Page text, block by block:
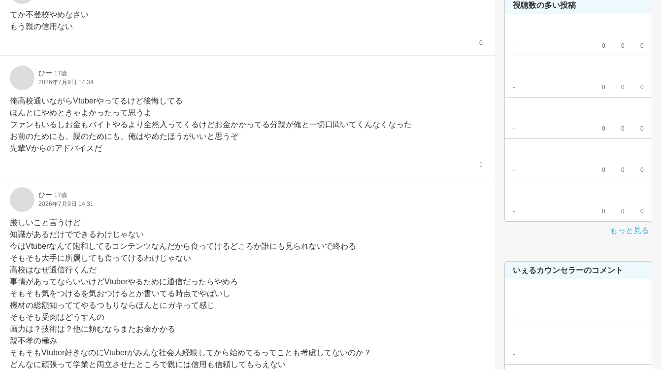
てか不登校やめなさい
もう親の信用ない
0
ひー 17歳
2026年7月9日 14:34
俺高校通いながらVtuberやってるけど後悔してる
ほんとにやめときゃよかったって思うよ
ファンもいるしお金もバイトやるより全然入ってくるけどお金かかってる分親が俺と一切口聞いてくんなくなった
お前のためにも、親のためにも、俺はやめたほうがいいと思うぞ
先輩Vからのアドバイスだ
1
ひー 17歳
2026年7月9日 14:31
厳しいこと言うけど
知識があるだけでできるわけじゃない
今はVtuberなんて飽和してるコンテンツなんだから食ってけるどころか誰にも見られないで終わる
そもそも大手に所属しても食ってけるわけじゃない
高校はなぜ通信行くんだ
事情があってならいいけどVtuberやるために通信だったらやめろ
そもそも気をつけるを気おつけるとか書いてる時点でやばいし
機材の総額知っててやるつもりならほんとにガキって感じ
そもそも受肉はどうすんの
画力は？技術は？他に頼むならまたお金かかる
親不孝の極み
そもそもVtuber好きなのにVtuberがみんな社会人経験してから始めてるってことも考慮してないのか？
どんなに頑張って学業と両立させたところで親には信用も信頼してもらえない
視聴数の多い投稿
- 0 0 0
- 0 0 0
- 0 0 0
- 0 0 0
- 0 0 0
もっと見る
いぇるカウンセラーのコメント
-
-